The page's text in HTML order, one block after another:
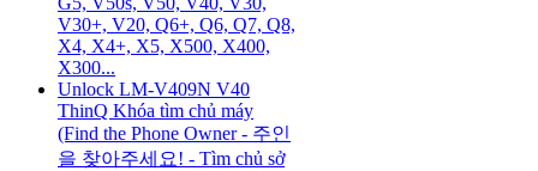
V30+, V20, Q6+, Q6, Q7, Q8,
X4, X4+, X5, X500, X400,
X300...
Unlock LM-V409N V40
ThinQ Khóa tìm chủ máy
(Find the Phone Owner - 주인
을 찾아주세요! - Tìm chủ sở